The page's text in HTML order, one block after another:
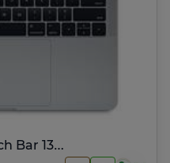
MacBook Pro Retina Touch Bar 13" 2016 | Core i5